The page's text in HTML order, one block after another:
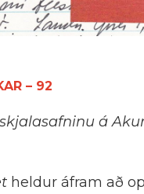
– 92
á
heldur áfram að